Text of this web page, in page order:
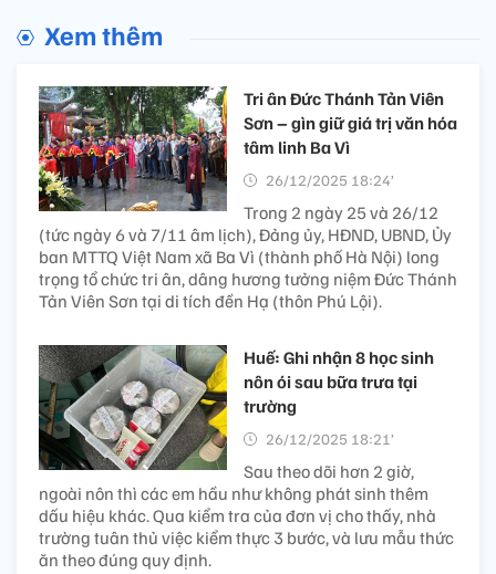
Xem thêm
Tri ân Đức Thánh Tản Viên
Sơn – gìn giữ giá trị văn hóa
tâm linh Ba Vì
26/12/2025 18:24’
Trong 2 ngày 25 và 26/12
(tức ngày 6 và 7/11 âm lịch), Đảng ủy, HĐND, UBND, Ủy
ban MTTQ Việt Nam xã Ba Vì (thành phố Hà Nội) long
trọng tổ chức tri ân, dâng hương tưởng niệm Đức Thánh
Tản Viên Sơn tại di tích đền Hạ (thôn Phú Lội).
Huế: Ghi nhận 8 học sinh
nôn ói sau bữa trưa tại
trường
26/12/2025 18:21’
Sau theo dõi hơn 2 giờ,
ngoài nôn thì các em hầu như không phát sinh thêm
dấu hiệu khác. Qua kiểm tra của đơn vị cho thấy, nhà
trường tuân thủ việc kiểm thực 3 bước, và lưu mẫu thức
ăn theo đúng quy định.